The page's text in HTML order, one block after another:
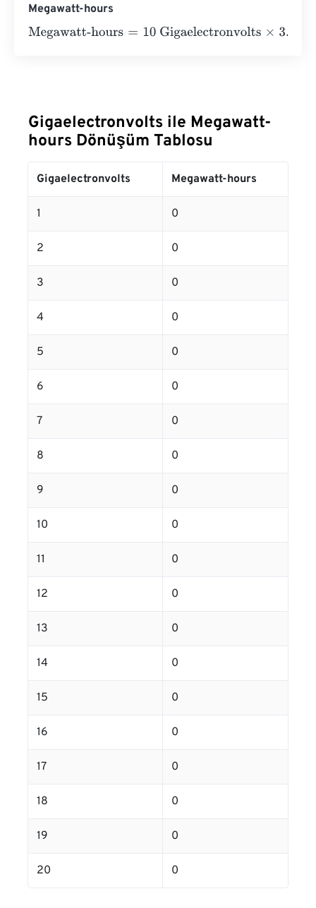
Megawatt-hours
Megawatt-hours=10 Gigaelectronvolts×
Gigaelectronvolts ile Megawatt-
hours Dönüşüm Tablosu
Gigaelectronvolts Megawatt-hours
1 0
2 0
3 0
4 0
5 0
6 0
7 0
8 0
9 0
10 0
11 0
12 0
13 0
14 0
15 0
16 0
17 0
18 0
19 0
20 0